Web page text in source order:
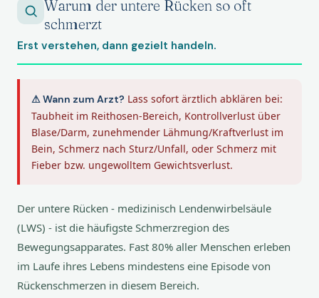
Warum der untere Rücken so oft
schmerzt
Erst verstehen, dann gezielt handeln.
⚠ Wann zum Arzt? Lass sofort ärztlich abklären bei:
Taubheit im Reithosen-Bereich, Kontrollverlust über
Blase/Darm, zunehmender Lähmung/Kraftverlust im
Bein, Schmerz nach Sturz/Unfall, oder Schmerz mit
Fieber bzw. ungewolltem Gewichtsverlust.
Der untere Rücken - medizinisch Lendenwirbelsäule
(LWS) - ist die häufigste Schmerzregion des
Bewegungsapparates. Fast 80% aller Menschen erleben
im Laufe ihres Lebens mindestens eine Episode von
Rückenschmerzen in diesem Bereich.